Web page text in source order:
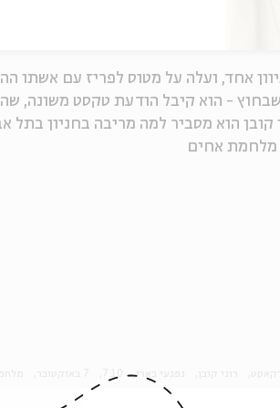
בכיוון אחד, ועלה על מטוס לפריז עם אשתו
- הוא קיבל הודעת טקסט משונה,
הוא מסביר למה מריבה בחניון בתל
מלחמת אחים
נפגעי בארי 7.10